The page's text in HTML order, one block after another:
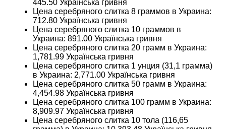
445.50 Українська гривня
Цена серебряного слитка 8 граммов в Украина:
712.80 Українська гривня
Цена серебряного слитка 10 граммов в
Украина: 891.00 Українська гривня
Цена серебряного слитка 20 грамм в Украина:
1,781.99 Українська гривня
Цена серебряного слитка 1 унция (31,1 грамма)
в Украина: 2,771.00 Українська гривня
Цена серебряного слитка 50 грамм в Украина:
4,454.98 Українська гривня
Цена серебряного слитка 100 грамм в Украина:
8,909.97 Українська гривня
Цена серебряного слитка 10 тола (116,65